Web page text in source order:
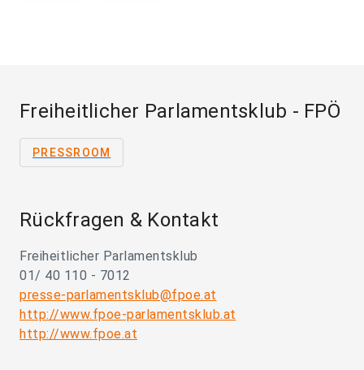
Freiheitlicher Parlamentsklub - FPÖ
PRESSROOM
Rückfragen & Kontakt
Freiheitlicher Parlamentsklub
01/ 40 110 - 7012
presse-parlamentsklub@fpoe.at
http://www.fpoe-parlamentsklub.at
http://www.fpoe.at